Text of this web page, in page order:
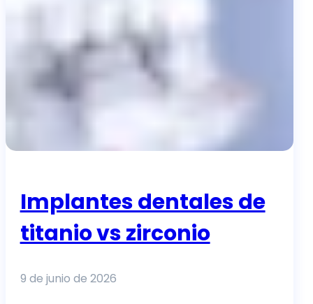
Implantes dentales de
titanio vs zirconio
9 de junio de 2026